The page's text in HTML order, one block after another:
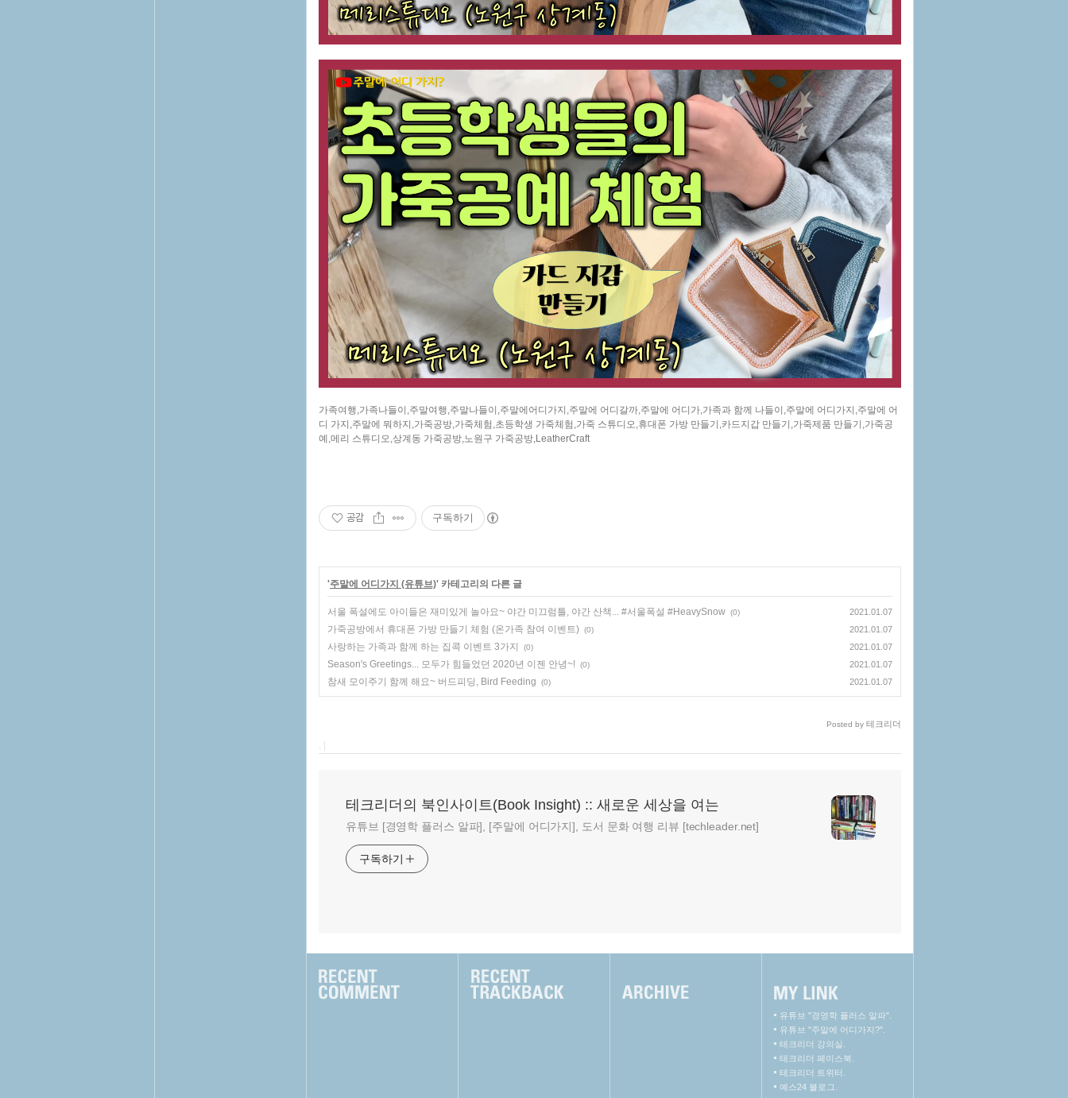
가족여행,가족나들이,주말여행,주말나들이,주말에어디가지,주말에 어디갈까,주말에 어디가,가족과 함께 나들이,주말에 어디가지,주말에 어
디 가지,주말에 뭐하지,가죽공방,가죽체험,초등학생 가죽체험,가죽 스튜디오,휴대폰 가방 만들기,카드지갑 만들기,가죽제품 만들기,가죽공
예,메리 스튜디오,상계동 가죽공방,노원구 가죽공방,LeatherCraft
공감 구독하기
'주말에 어디가지 (유튜브)' 카테고리의 다른 글
서울 폭설에도 아이들은 재미있게 놀아요~ 야간 미끄럼틀, 야간 산책... #서울폭설 #HeavySnow (0) 2021.01.07
가죽공방에서 휴대폰 가방 만들기 체험 (온가족 참여 이벤트) (0) 2021.01.07
사랑하는 가족과 함께 하는 집콕 이벤트 3가지 (0) 2021.01.07
Season's Greetings... 모두가 힘들었던 2020년 이젠 안녕~! (0) 2021.01.07
참새 모이주기 함께 해요~ 버드피딩, Bird Feeding (0) 2021.01.07
Posted by 테크리더
, |
테크리더의 북인사이트(Book Insight) :: 새로운 세상을 여는
유튜브 [경영학 플러스 알파], [주말에 어디가지], 도서 문화 여행 리뷰 [techleader.net]
구독하기
유튜브 "경영학 플러스 알파".
유튜브 "주말에 어디가지?".
테크리더 강의실.
테크리더 페이스북.
테크리더 트위터.
예스24 블로그.